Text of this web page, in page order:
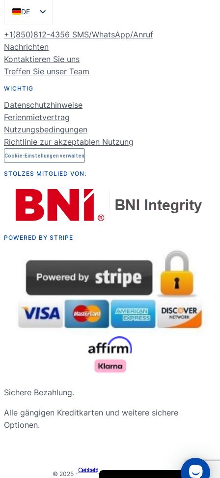
DE
EN
ES
PT
FR
NL
RU
+1(850)812-4356 SMS/WhatsApp/Anruf
Nachrichten
Kontaktieren Sie uns
Treffen Sie unser Team
WICHTIG
Datenschutzhinweise
Ferienmietvertrag
Nutzungsbedingungen
Richtlinie zur akzeptablen Nutzung
Cookie-Einstellungen verwalten
STOLZES MITGLIED VON:
POWERED BY STRIPE
Sichere Bezahlung.
Alle gängigen Kreditkarten und weitere sichere
Optionen.
© 2025 -
Cielo bleibt
- Alle Rechte vorbehalten
Français du Canada